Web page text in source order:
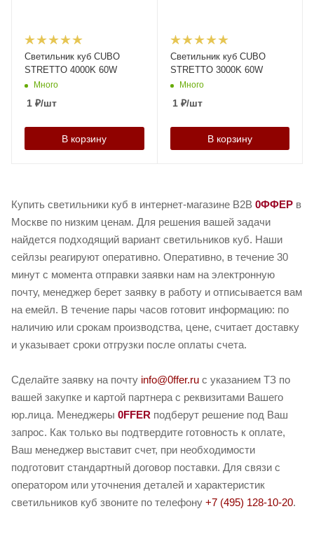
Светильник куб CUBO
STRETTO 4000K 60W
Много
1 ₽/шт
В корзину
Светильник куб CUBO
STRETTO 3000K 60W
Много
1₽/шт
В корзину
Купить светильники куб в интернет-магазине B2B 0ФФЕР в
Москве по низким ценам. Для решения вашей задачи
найдется подходящий вариант светильников куб. Наши
сейлзы реагируют оперативно. Оперативно, в течение 30
минут с момента отправки заявки нам на электронную
почту, менеджер берет заявку в работу и отписывается вам
на емейл. В течение пары часов готовит информацию: по
наличию или срокам производства, цене, считает доставку
и указывает сроки отгрузки после оплаты счета.
Сделайте заявку на почту info@0ffer.ru с указанием ТЗ по
вашей закупке и картой партнера с реквизитами Вашего
юр.лица. Менеджеры 0FFER подберут решение под Ваш
запрос. Как только вы подтвердите готовность к оплате,
Ваш менеджер выставит счет, при необходимости
подготовит стандартный договор поставки. Для связи с
оператором или уточнения деталей и характеристик
светильников куб звоните по телефону +7 (495) 128-10-20.